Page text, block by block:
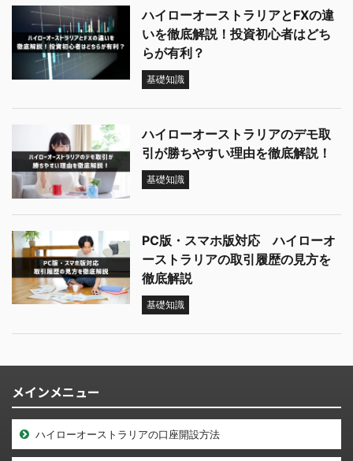
ハイローオーストラリアとFXの違
いを徹底解説！投資初心者はどち
らが有利？
基礎知識
ハイローオーストラリアのデモ取
引が勝ちやすい理由を徹底解説！
基礎知識
PC版・スマホ版対応 ハイローオ
ーストラリアの取引履歴の見方を
徹底解説
基礎知識
メインメニュー
ハイローオーストラリアの口座開設方法